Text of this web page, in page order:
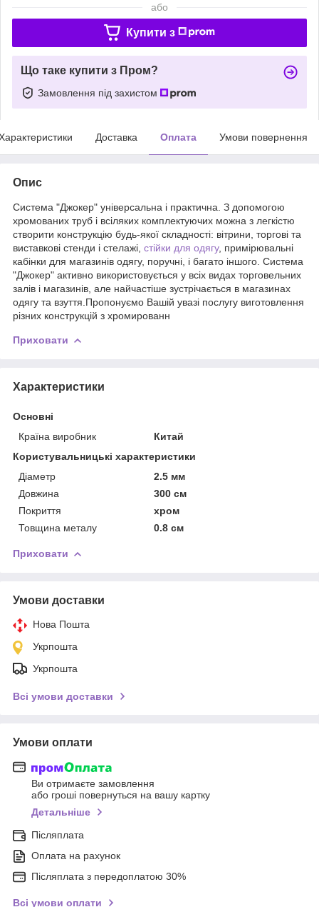
або
Купити з
Що таке купити з Пром?
Замовлення під захистом
Доставка Оплата Умови повернення
Опис
Система "Джокер" універсальна і практична. З допомогою
хромованих труб і всіляких комплектуючих можна з легкістю
створити конструкцію будь-якої складності: вітрини, торгові та
виставкові стенди і стелажі, стійки для одягу, примірювальні
кабінки для магазинів одягу, поручні, і багато іншого. Система
"Джокер" активно використовується у всіх видах торговельних
залів і магазинів, але найчастіше зустрічається в магазинах
одягу та взуття.Пропонуємо Вашій увазі послугу виготовлення
різних конструкцій з хромированн
Приховати
Характеристики
Основні
Країна виробник
Китай
Користувальницькі характеристики
Діаметр
2.5 мм
Довжина
300 см
Покриття
хром
Товщина металу
0.8 см
Приховати
Умови доставки
Нова Пошта
Укрпошта
Укрпошта
Всі умови доставки
Умови оплати
Ви отримаєте замовлення
або гроші повернуться на вашу картку
Детальніше
Післяплата
Оплата на рахунок
Післяплата з передоплатою 30%
Всі умови оплати